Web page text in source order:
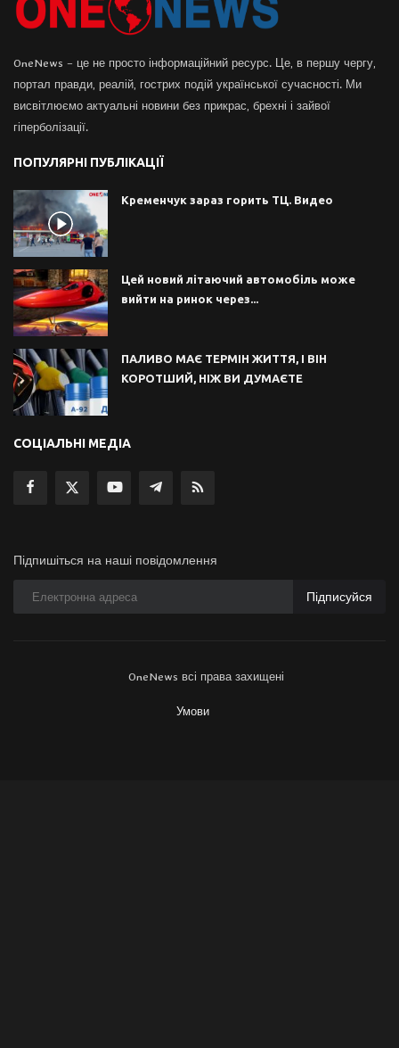
OneNews – це не просто інформаційний ресурс. Це, в першу чергу,
портал правди, реалій, гострих подій української сучасності. Ми
висвітлюємо актуальні новини без прикрас, брехні і зайвої
гіперболізації.
ПОПУЛЯРНІ ПУБЛІКАЦІЇ
Кременчук зараз горить ТЦ. Видео
Цей новий літаючий автомобіль може
вийти на ринок через...
ПАЛИВО МАЄ ТЕРМІН ЖИТТЯ, І ВІН
КОРОТШИЙ, НІЖ ВИ ДУМАЄТЕ
СОЦІАЛЬНІ МЕДІА
Підпишіться на наші повідомлення
Підписуйся
OneNews всі права захищені
Умови